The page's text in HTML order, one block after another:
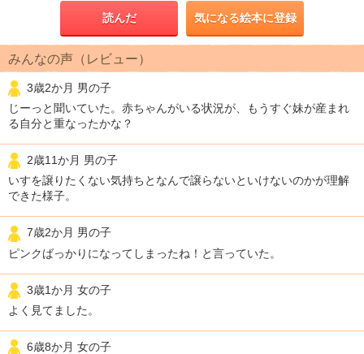
読んだ 気になる絵本に登録
みんなの声（レビュー）
3歳2か月 男の子
じーっと聞いていた。赤ちゃんがいる状況が、もうすぐ妹が産まれ
る自分と重なったかな？
2歳11か月 男の子
いすを譲りたくない気持ちとなんで譲らないといけないのかが理解
できた様子。
7歳2か月 男の子
ピンクばっかりになってしまったね！と言っていた。
3歳1か月 女の子
よく見てました。
6歳8か月 女の子